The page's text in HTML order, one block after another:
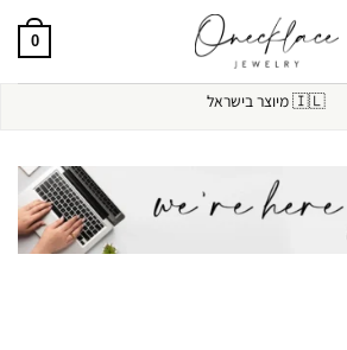
0
🇮🇱מיוצר בישראל